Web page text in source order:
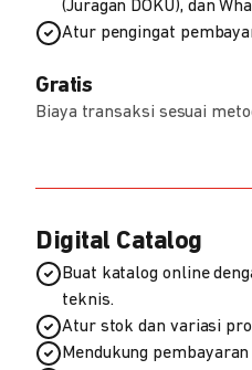
(Juragan DOKU), dan
Atur pengingat
Gratis
Biaya transaksi sesuai
Digital Catalog
Buat katalog online
teknis.
Atur stok dan variasi
Mendukung